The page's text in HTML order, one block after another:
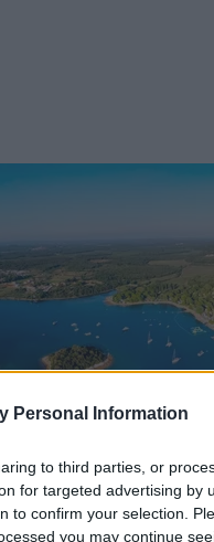
Personal Information
to third parties, or
for targeted advertising by
to confirm your selection.
you may continue
u wybrzeży